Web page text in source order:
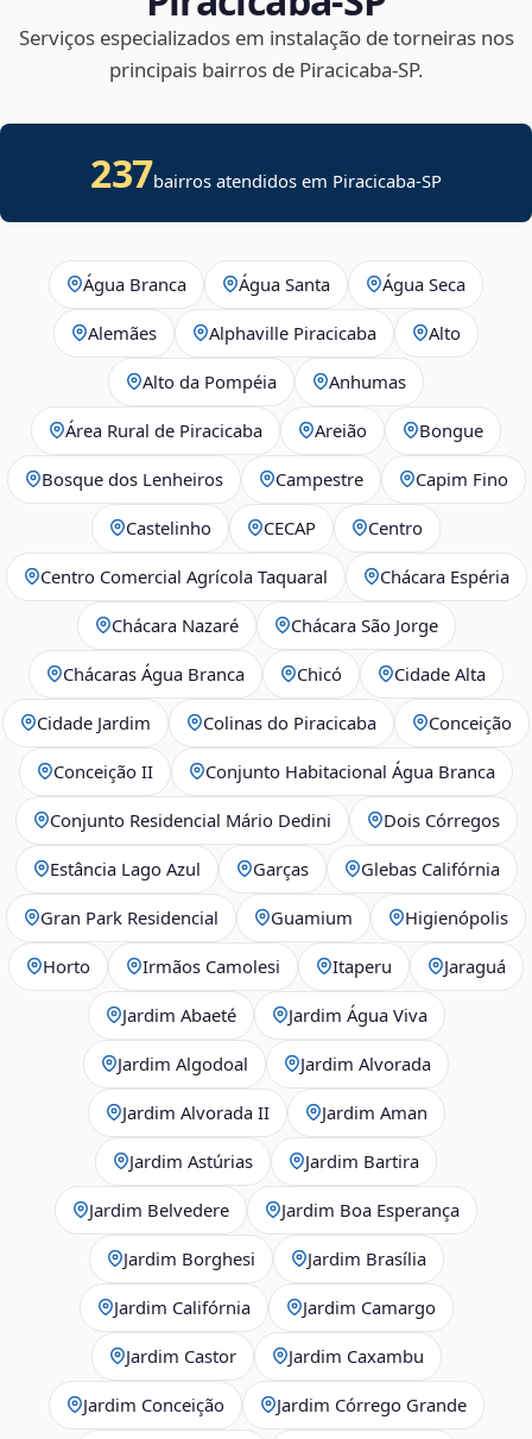
Serviços especializados em instalação de torneiras nos
principais bairros de Piracicaba‑SP.
237bairros atendidos em Piracicaba-SP
Água Branca Água Santa Água Seca
Alemães Alphaville Piracicaba Alto
Alto da Pompéia Anhumas
Área Rural de Piracicaba Areião Bongue
Bosque dos Lenheiros Campestre Capim Fino
Castelinho CECAP Centro
Centro Comercial Agrícola Taquaral Chácara Espéria
Chácara Nazaré Chácara São Jorge
Chácaras Água Branca Chicó Cidade Alta
Cidade Jardim Colinas do Piracicaba Conceição
Conceição II Conjunto Habitacional Água Branca
Conjunto Residencial Mário Dedini Dois Córregos
Estância Lago Azul Garças Glebas Califórnia
Gran Park Residencial Guamium Higienópolis
Horto Irmãos Camolesi Itaperu Jaraguá
Jardim Abaeté Jardim Água Viva
Jardim Algodoal Jardim Alvorada
Jardim Alvorada II Jardim Aman
Jardim Astúrias Jardim Bartira
Jardim Belvedere Jardim Boa Esperança
Jardim Borghesi Jardim Brasília
Jardim Califórnia Jardim Camargo
Jardim Castor Jardim Caxambu
Jardim Conceição Jardim Córrego Grande